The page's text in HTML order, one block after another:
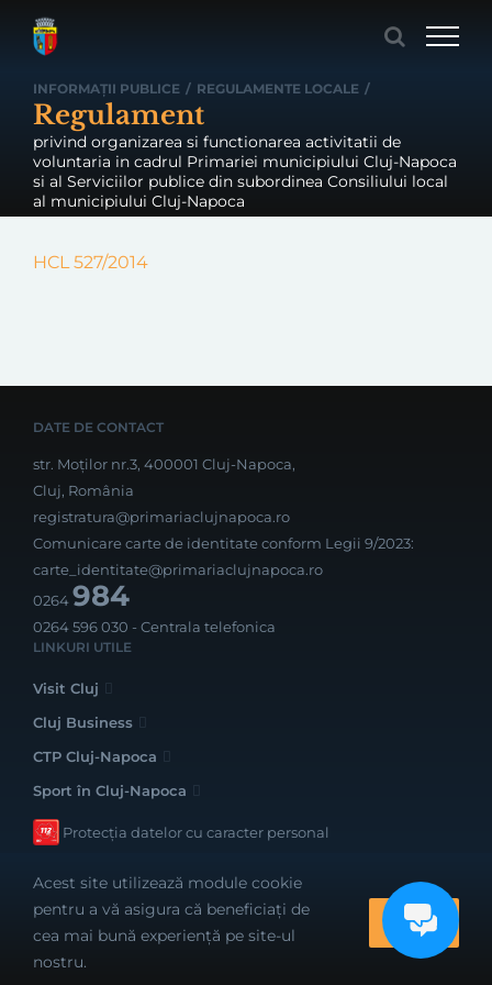
INFORMAȚII PUBLICE / REGULAMENTE LOCALE /
Regulament
privind organizarea si functionarea activitatii de
voluntaria in cadrul Primariei municipiului Cluj-Napoca
si al Serviciilor publice din subordinea Consiliului local
al municipiului Cluj-Napoca
HCL 527/2014
DATE DE CONTACT
str. Moților nr.3, 400001 Cluj-Napoca,
Cluj, România
registratura@primariaclujnapoca.ro
Comunicare carte de identitate conform Legii 9/2023:
carte_identitate@primariaclujnapoca.ro
0264984
0264 596 030 - Centrala telefonica
LINKURI UTILE
Visit Cluj
Cluj Business
CTP Cluj-Napoca
Sport în Cluj-Napoca
Protecția datelor cu caracter personal
Realizat cu bune intenții de către
Acest site utilizează module cookie
pentru a vă asigura că beneficiați de
cea mai bună experiență pe site-ul
nostru.
OK